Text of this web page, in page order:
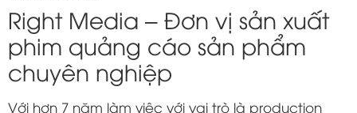
Right Media – Đơn vị sản xuất
phim quảng cáo sản phẩm
chuyên nghiệp
Với hơn 7 năm làm việc với vai trò là production